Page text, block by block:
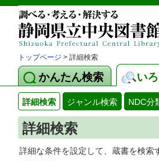
トップページ > 詳細検索
かんたん検索 い
詳細検索 ジャンル検索 NDC分
詳細検索
詳細な条件を設定して、蔵書を検索